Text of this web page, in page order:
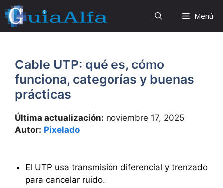
Saltar
al
contenido
Menú
Cable UTP: qué es, cómo
funciona, categorías y buenas
prácticas
Última actualización: noviembre 17, 2025
Autor: Pixelado
El UTP usa transmisión diferencial y trenzado
para cancelar ruido.